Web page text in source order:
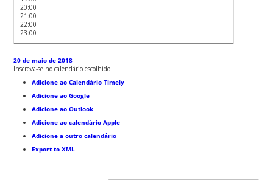
20:00
21:00
22:00
23:00
20 de maio de 2018
Inscreva-se no calendário escolhido
Adicione ao Calendário Timely
Adicione ao Google
Adicione ao Outlook
Adicione ao calendário Apple
Adicione a outro calendário
Export to XML